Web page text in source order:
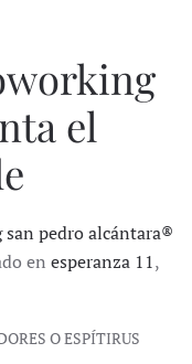
el
pedro alcántara®
en esperanza 11,
O ESPÍTIRUS